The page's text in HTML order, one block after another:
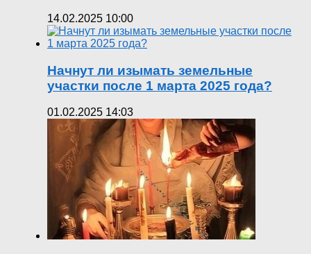
14.02.2025 10:00
Начнут ли изымать земельные
участки после 1 марта 2025 года?
01.02.2025 14:03